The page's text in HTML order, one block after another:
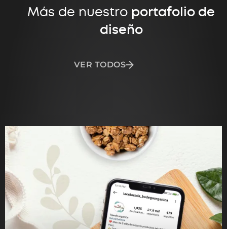
Más de nuestro portafolio de
diseño
VER TODOS